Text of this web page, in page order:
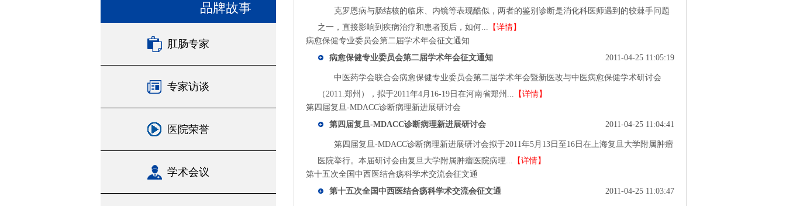
品牌故事
肛肠专家
专家访谈
医院荣誉
学术会议
克罗恩病与肠结核的临床、内镜等表现酷似，两者的鉴别诊断是消化科医师遇到的较棘手问题
之一，直接影响到疾病治疗和患者预后，如何... 【详情】
病愈保健专业委员会第二届学术年会征文通知
病愈保健专业委员会第二届学术年会征文通知
2011-04-25 11:05:19
中医药学会联合会病愈保健专业委员会第二届学术年会暨新医改与中医病愈保健学术研讨会
（2011.郑州），拟于2011年4月16-19日在河南省郑州... 【详情】
第四届复旦-MDACC诊断病理新进展研讨会
第四届复旦-MDACC诊断病理新进展研讨会
2011-04-25 11:04:41
第四届复旦-MDACC诊断病理新进展研讨会拟于2011年5月13日至16日在上海复旦大学附属肿瘤
医院举行。本届研讨会由复旦大学附属肿瘤医院病理... 【详情】
第十五次全国中西医结合疡科学术交流会征文通
第十五次全国中西医结合疡科学术交流会征文通
2011-04-25 11:03:47